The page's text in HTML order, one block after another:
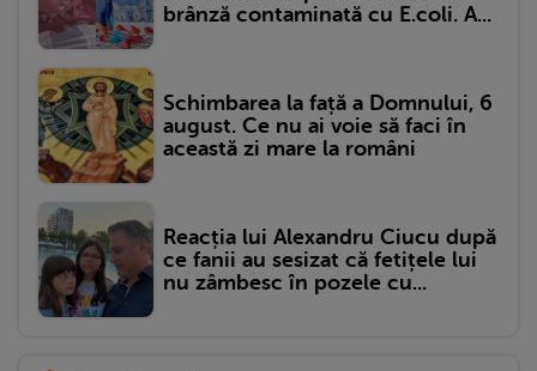
brânză contaminată cu E.coli. A...
Schimbarea la față a Domnului, 6
august. Ce nu ai voie să faci în
această zi mare la români
Reacția lui Alexandru Ciucu după
ce fanii au sesizat că fetițele lui
nu zâmbesc în pozele cu...